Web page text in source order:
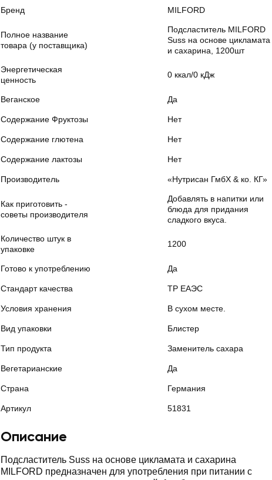
Бренд MILFORD
Полное название
товара (у поставщика)
Подсластитель MILFORD
Suss на основе цикламата
и сахарина, 1200шт
Энергетическая
ценность
0 ккал/0 кДж
Веганское Да
Содержание Фруктозы Нет
Содержание глютена Нет
Содержание лактозы Нет
Производитель «Нутрисан ГмбХ & ко. КГ»
Как приготовить -
советы производителя
Добавлять в напитки или
блюда для придания
сладкого вкуса.
Количество штук в
упаковке
1200
Готово к употреблению Да
Стандарт качества ТР ЕАЭС
Условия хранения В сухом месте.
Вид упаковки Блистер
Тип продукта Заменитель сахара
Вегетарианские Да
Страна Германия
Артикул 51831
Описание
Подсластитель Suss на основе цикламата и сахарина
MILFORD предназначен для употребления при питании с